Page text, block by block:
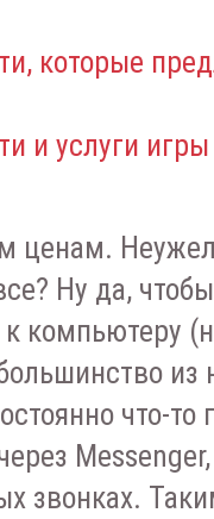
которые
и услуги
Ну да,
компьютеру
что-то
звонках.